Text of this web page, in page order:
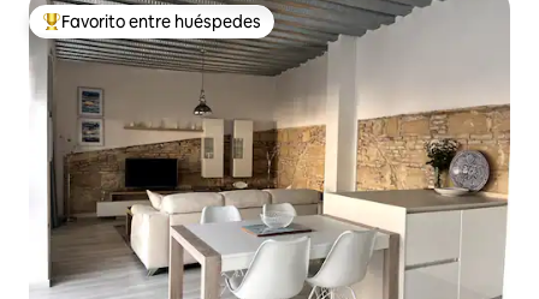
Favorito entre los huéspedes más destacados
Favorito entre huéspedes